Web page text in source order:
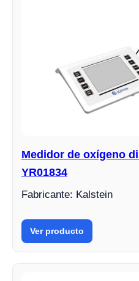
Medidor de oxígeno
YR01834
Fabricante: Kalstein
Ver producto